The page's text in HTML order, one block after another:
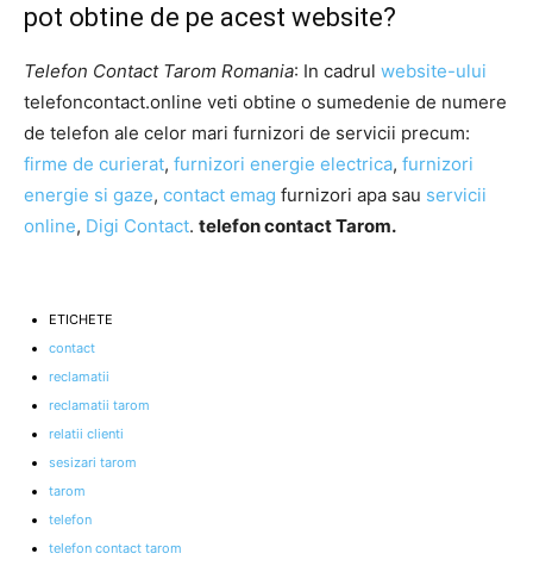
pot obtine de pe acest website?
Telefon Contact Tarom Romania: In cadrul website-ului
telefoncontact.online veti obtine o sumedenie de numere
de telefon ale celor mari furnizori de servicii precum:
firme de curierat, furnizori energie electrica, furnizori
energie si gaze, contact emag furnizori apa sau servicii
online, Digi Contact. telefon contact Tarom.
ETICHETE
contact
reclamatii
reclamatii tarom
relatii clienti
sesizari tarom
tarom
telefon
telefon contact tarom